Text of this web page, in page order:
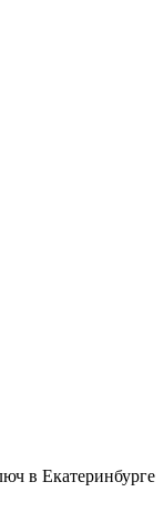
в Екатеринбурге